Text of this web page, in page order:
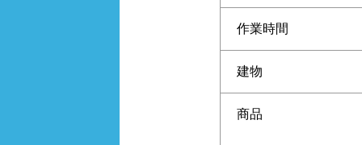
作業時間
建物
商品